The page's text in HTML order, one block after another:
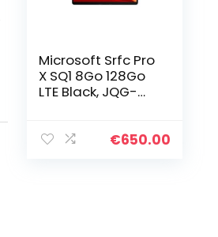
Microsoft Srfc Pro
X SQ1 8Go 128Go
LTE Black, JQG-
€650.00